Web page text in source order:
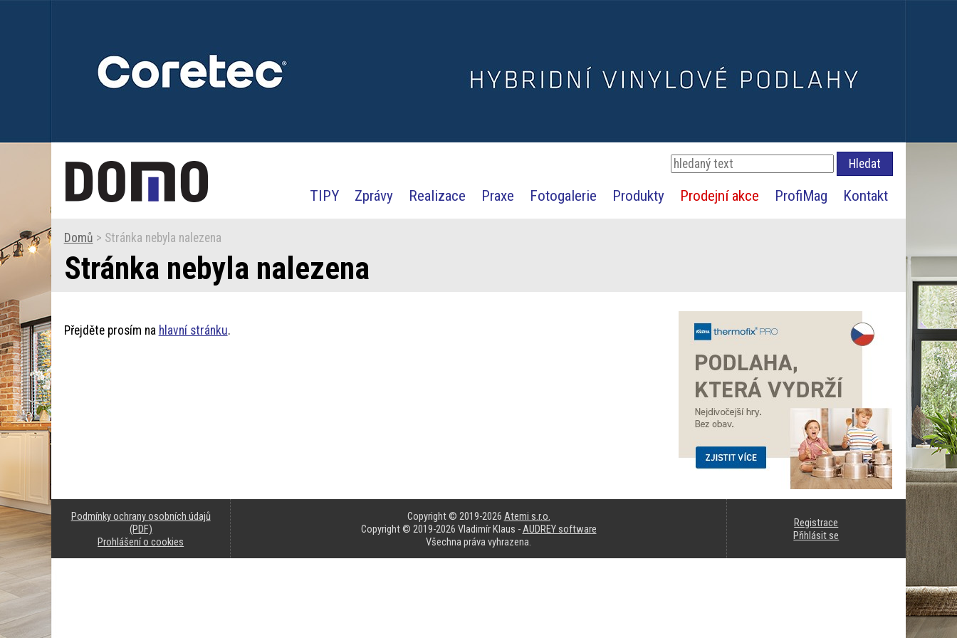
TIPY Zprávy Realizace Praxe Fotogalerie Produkty Prodejní akce ProfiMag Kontakt
Domů > Stránka nebyla nalezena
Stránka nebyla nalezena
Přejděte prosím na hlavní stránku.
Podmínky ochrany osobních údajů
(PDF)
Prohlášení o cookies
Copyright © 2019-2026 Atemi s.r.o.
Copyright © 2019-2026 Vladimír Klaus -AUDREY software
Všechna práva vyhrazena.
Registrace
Přihlásit se